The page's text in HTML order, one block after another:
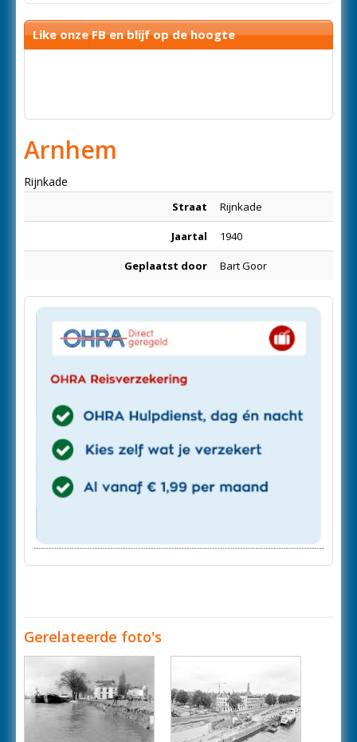
Like onze FB en blijf op de hoogte
Arnhem
Rijnkade
Straat Rijnkade
Jaartal 1940
Geplaatst door Bart Goor
Gerelateerde foto's